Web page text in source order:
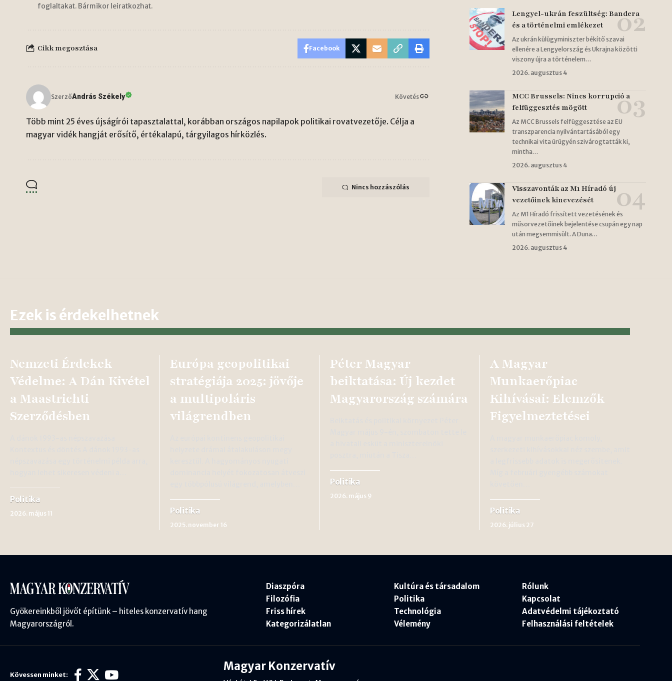
foglaltakat. Bármikor leiratkozhat.
Cikk megosztása Facebook
SzerzőAndrás Székely Követés
Több mint 25 éves újságírói tapasztalattal, korábban országos napilapok politikai rovatvezetője. Célja a
magyar vidék hangját erősítő, értékalapú, tárgyilagos hírközlés.
Nincs hozzászólás
Lengyel-ukrán feszültség: Bandera
és a történelmi emlékezet
Az ukrán külügyminiszter békítő szavai
ellenére a Lengyelország és Ukrajna közötti
viszony újra a történelem…
2026. augusztus 4
MCC Brussels: Nincs korrupció a
felfüggesztés mögött
Az MCC Brussels felfüggesztése az EU
transzparencia nyilvántartásából egy
technikai vita ürügyén szivárogtatták ki,
mintha…
2026. augusztus 4
Visszavonták az M1 Híradó új
vezetőinek kinevezését
Az M1 Híradó frissített vezetésének és
műsorvezetőinek bejelentése csupán egy nap
után megsemmisült. A Duna…
2026. augusztus 4
Ezek is érdekelhetnek
Nemzeti Érdekek
Védelme: A Dán Kivétel
a Maastrichti
Szerződésben
Politika
2026. május 11
Európa geopolitikai
stratégiája 2025: jövője
a multipoláris
világrendben
Politika
2025. november 16
Péter Magyar
beiktatása: Új kezdet
Magyarország számára
Politika
2026. május 9
A Magyar
Munkaerőpiac
Kihívásai: Elemzők
Figyelmeztetései
Politika
2026. július 27
Gyökereinkből jövőt építünk – hiteles konzervatív hang
Magyarországról.
Diaszpóra
Filozófia
Friss hírek
Kategorizálatlan
Kultúra és társadalom
Politika
Technológia
Vélemény
Rólunk
Kapcsolat
Adatvédelmi tájékoztató
Felhasználási feltételek
Kövessen minket:
Magyar Konzervatív